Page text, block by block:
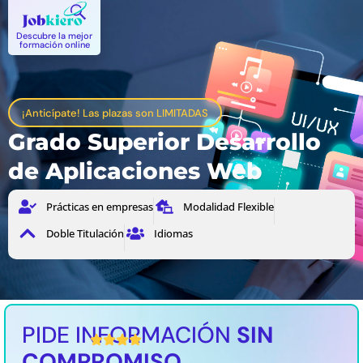
Descubre la mejor
formación online
¡Anticípate! Las plazas son LIMITADAS
Grado Superior Desarrollo
de Aplicaciones Web
Prácticas en empresas
Modalidad Flexible
Doble Titulación
Idiomas
PIDE INFORMACIÓN SIN
4,5 / 5 Valoración media